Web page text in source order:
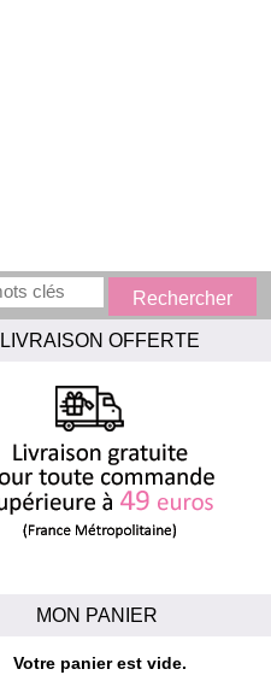
LIVRAISON OFFERTE
MON PANIER
Votre panier est vide.